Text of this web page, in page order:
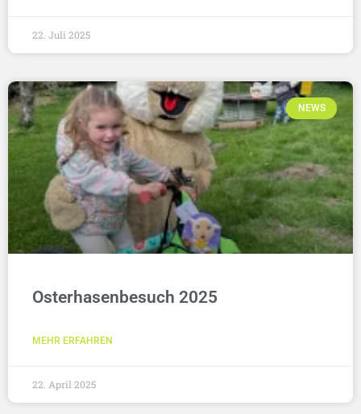
22. Juli 2025
NEWS
Osterhasenbesuch 2025
MEHR ERFAHREN
22. April 2025